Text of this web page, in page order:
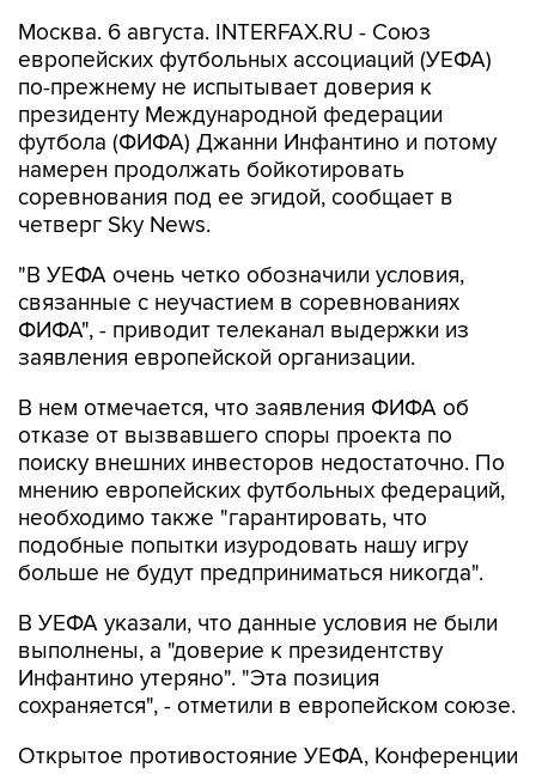
Москва. 6 августа. INTERFAX.RU - Союз
европейских футбольных ассоциаций (УЕФА)
по-прежнему не испытывает доверия к
президенту Международной федерации
футбола (ФИФА) Джанни Инфантино и потому
намерен продолжать бойкотировать
соревнования под ее эгидой, сообщает в
четверг Sky News.
"В УЕФА очень четко обозначили условия,
связанные с неучастием в соревнованиях
ФИФА", - приводит телеканал выдержки из
заявления европейской организации.
В нем отмечается, что заявления ФИФА об
отказе от вызвавшего споры проекта по
поиску внешних инвесторов недостаточно. По
мнению европейских футбольных федераций,
необходимо также "гарантировать, что
подобные попытки изуродовать нашу игру
больше не будут предприниматься никогда".
В УЕФА указали, что данные условия не были
выполнены, а "доверие к президентству
Инфантино утеряно". "Эта позиция
сохраняется", - отметили в европейском союзе.
Открытое противостояние УЕФА, Конференции